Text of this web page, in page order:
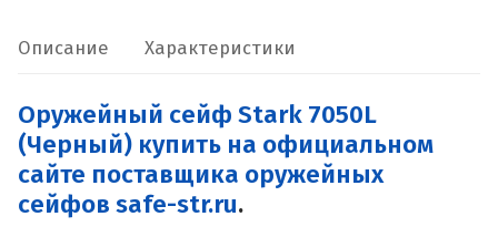
Описание Характеристики
Оружейный сейф Stark 7050L
(Черный) купить на официальном
сайте поставщика оружейных
сейфов safe-str.ru.